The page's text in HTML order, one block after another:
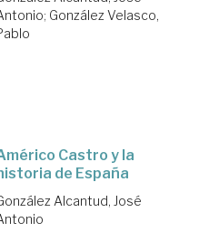
; González Velasco,
Castro y la
de España
Alcantud, José